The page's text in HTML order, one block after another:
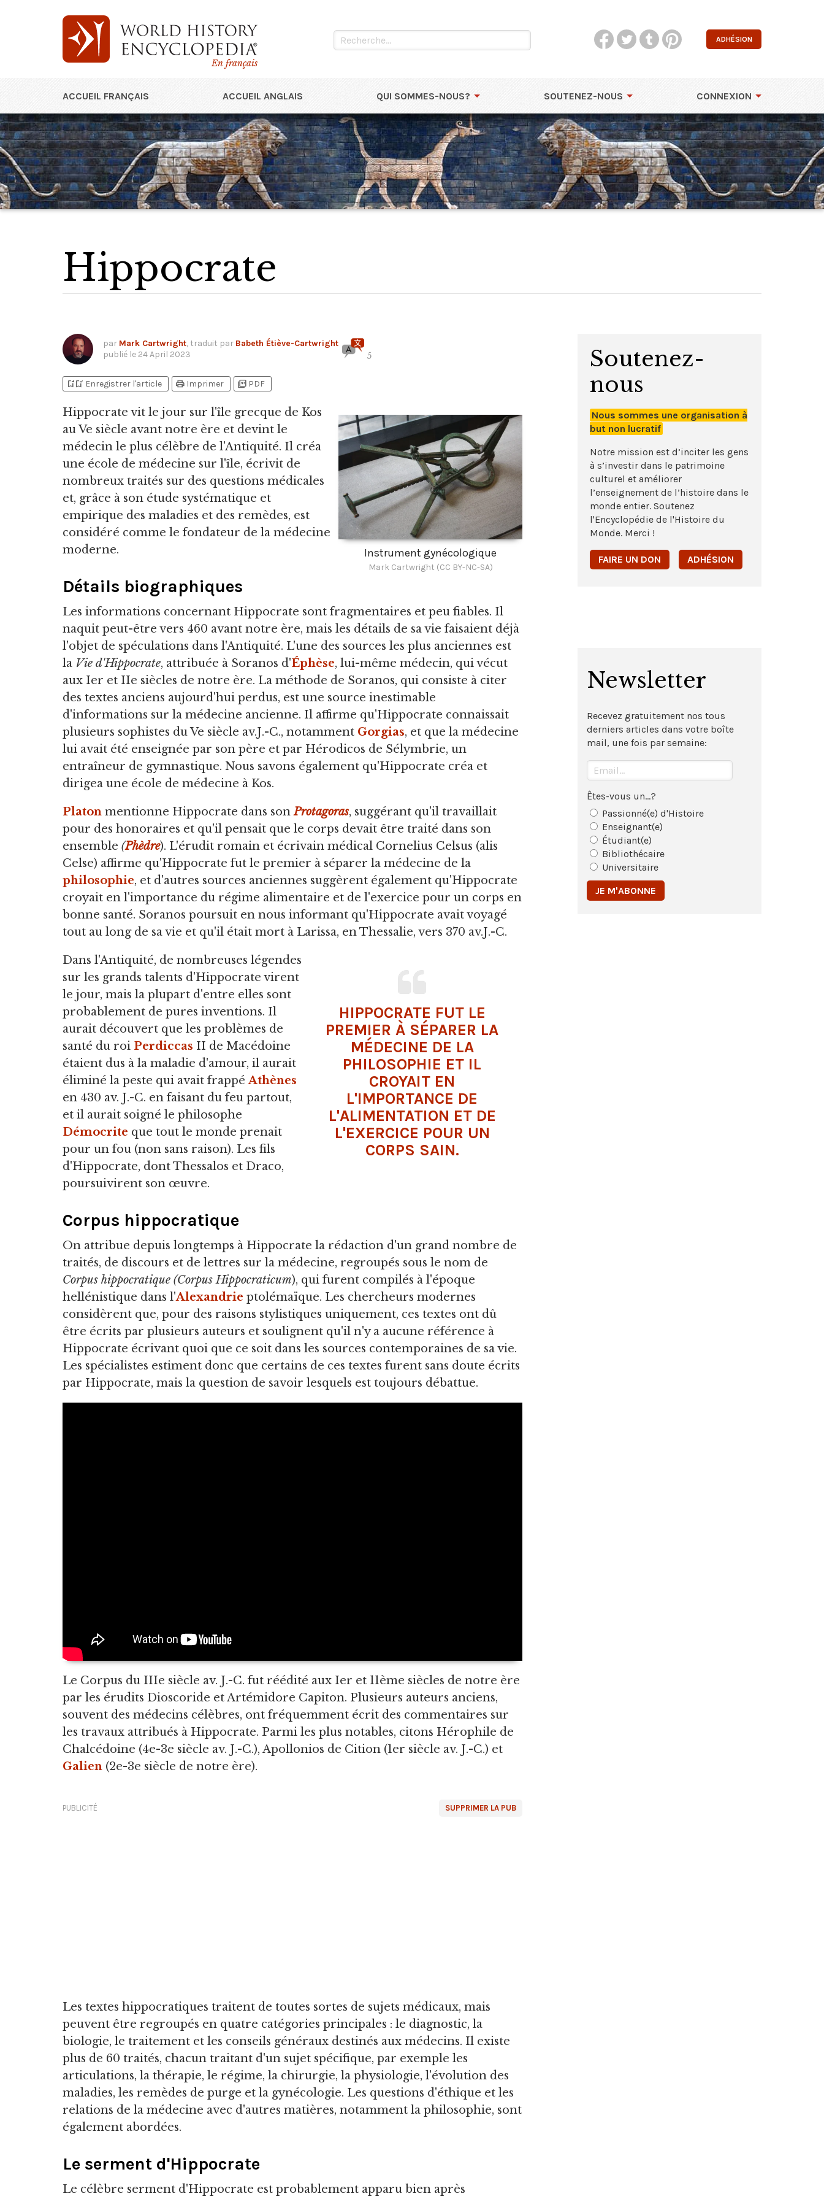
En français
ADHÉSION
ACCUEIL FRANÇAIS ACCUEIL ANGLAIS QUI SOMMES-NOUS? SOUTENEZ-NOUS CONNEXION
Hippocrate
par Mark Cartwright, traduit par Babeth Étiève-Cartwright
publié le 24 April 2023 5
bookmark_addbookmark_added Enregistrer l'article print Imprimer picture_as_pdf PDF
Instrument gynécologique
Mark Cartwright (CC BY-NC-SA)
Hippocrate vit le jour sur l'île grecque de Kos
au Ve siècle avant notre ère et devint le
médecin le plus célèbre de l'Antiquité. Il créa
une école de médecine sur l'île, écrivit de
nombreux traités sur des questions médicales
et, grâce à son étude systématique et
empirique des maladies et des remèdes, est
considéré comme le fondateur de la médecine
moderne.
Détails biographiques
Les informations concernant Hippocrate sont fragmentaires et peu fiables. Il
naquit peut-être vers 460 avant notre ère, mais les détails de sa vie faisaient déjà
l'objet de spéculations dans l'Antiquité. L'une des sources les plus anciennes est
la Vie d'Hippocrate, attribuée à Soranos d'Éphèse, lui-même médecin, qui vécut
aux Ier et IIe siècles de notre ère. La méthode de Soranos, qui consiste à citer
des textes anciens aujourd'hui perdus, est une source inestimable
d'informations sur la médecine ancienne. Il affirme qu'Hippocrate connaissait
plusieurs sophistes du Ve siècle av.J.-C., notamment Gorgias, et que la médecine
lui avait été enseignée par son père et par Hérodicos de Sélymbrie, un
entraîneur de gymnastique. Nous savons également qu'Hippocrate créa et
dirigea une école de médecine à Kos.
Platon mentionne Hippocrate dans sonProtagoras, suggérant qu'il travaillait
pour des honoraires et qu'il pensait que le corps devait être traité dans son
ensemble (Phèdre). L'érudit romain et écrivain médical Cornelius Celsus (alis
Celse) affirme qu'Hippocrate fut le premier à séparer la médecine de la
philosophie, et d'autres sources anciennes suggèrent également qu'Hippocrate
croyait en l'importance du régime alimentaire et de l'exercice pour un corps en
bonne santé. Soranos poursuit en nous informant qu'Hippocrate avait voyagé
tout au long de sa vie et qu'il était mort à Larissa, en Thessalie, vers 370 av.J.-C.
HIPPOCRATE FUT LE
PREMIER À SÉPARER LA
MÉDECINE DE LA
PHILOSOPHIE ET IL
CROYAIT EN
L'IMPORTANCE DE
L'ALIMENTATION ET DE
L'EXERCICE POUR UN
CORPS SAIN.
Dans l'Antiquité, de nombreuses légendes
sur les grands talents d'Hippocrate virent
le jour, mais la plupart d'entre elles sont
probablement de pures inventions. Il
aurait découvert que les problèmes de
santé du roi Perdiccas II de Macédoine
étaient dus à la maladie d'amour, il aurait
éliminé la peste qui avait frappéAthènes
en 430 av. J.-C. en faisant du feu partout,
et il aurait soigné le philosophe
Démocrite que tout le monde prenait
pour un fou (non sans raison). Les fils
d'Hippocrate, dont Thessalos et Draco,
poursuivirent son œuvre.
Corpus hippocratique
On attribue depuis longtemps à Hippocrate la rédaction d'un grand nombre de
traités, de discours et de lettres sur la médecine, regroupés sous le nom de
Corpus hippocratique (Corpus Hippocraticum), qui furent compilés à l'époque
hellénistique dans l'Alexandrie ptolémaïque. Les chercheurs modernes
considèrent que, pour des raisons stylistiques uniquement, ces textes ont dû
être écrits par plusieurs auteurs et soulignent qu'il n'y a aucune référence à
Hippocrate écrivant quoi que ce soit dans les sources contemporaines de sa vie.
Les spécialistes estiment donc que certains de ces textes furent sans doute écrits
par Hippocrate, mais la question de savoir lesquels est toujours débattue.
Le Corpus du IIIe siècle av. J.-C. fut réédité aux Ier et 11ème siècles de notre ère
par les érudits Dioscoride et Artémidore Capiton. Plusieurs auteurs anciens,
souvent des médecins célèbres, ont fréquemment écrit des commentaires sur
les travaux attribués à Hippocrate. Parmi les plus notables, citons Hérophile de
Chalcédoine (4e-3e siècle av. J.-C.), Apollonios de Cition (1er siècle av. J.-C.) et
Galien (2e-3e siècle de notre ère).
SUPPRIMER LA PUB
PUBLICITÉ
Les textes hippocratiques traitent de toutes sortes de sujets médicaux, mais
peuvent être regroupés en quatre catégories principales : le diagnostic, la
biologie, le traitement et les conseils généraux destinés aux médecins. Il existe
plus de 60 traités, chacun traitant d'un sujet spécifique, par exemple les
articulations, la thérapie, le régime, la chirurgie, la physiologie, l'évolution des
maladies, les remèdes de purge et la gynécologie. Les questions d'éthique et les
relations de la médecine avec d'autres matières, notamment la philosophie, sont
également abordées.
Le serment d'Hippocrate
Le célèbre serment d'Hippocrate est probablement apparu bien après
Soutenez-
nous
Nous sommes une organisation à
but non lucratif
Notre mission est d’inciter les gens
à s’investir dans le patrimoine
culturel et améliorer
l’enseignement de l’histoire dans le
monde entier. Soutenez
l'Encyclopédie de l'Histoire du
Monde. Merci !
FAIRE UN DON ADHÉSION
Newsletter
Recevez gratuitement nos tous
derniers articles dans votre boîte
mail, une fois par semaine:
Êtes-vous un...?
Passionné(e) d'Histoire
Enseignant(e)
Étudiant(e)
Bibliothécaire
Universitaire